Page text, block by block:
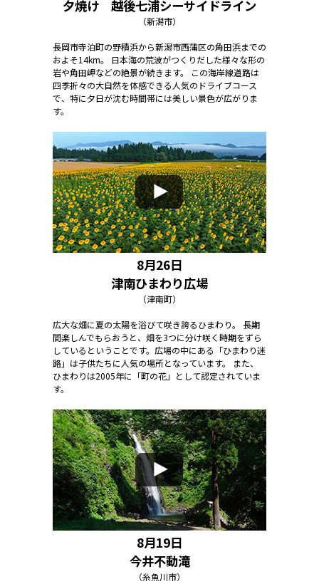
夕焼け 越後七浦シーサイドライン
（新潟市）
長岡市寺泊町の野積浜から新潟市西蒲区の角田浜までの
およそ14km。 日本海の荒波がつくりだした様々な形の
岩や角田岬などの絶景が続きます。 この海岸線道路は
四季折々の大自然を体感できる人気のドライブコース
で、特に夕日が沈む時間帯には美しい景色が広がりま
す。
8月26日
津南ひまわり広場
（津南町）
広大な畑に夏の太陽を浴びて咲き誇るひまわり。 長期
間楽しんでもらおうと、畑を3つに分け咲く時期をずら
しているということです。広場の中にある「ひまわり迷
路」は子供たちに人気の場所となっています。 また、
ひまわりは2005年に「町の花」として認定されていま
す。
8月19日
今井不動滝
（糸魚川市）